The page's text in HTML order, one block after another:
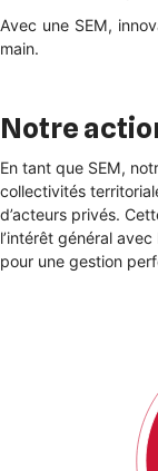
Avec une SEM,
main.
Notre
En tant que SEM,
collectivités
d’acteurs privés.
l’intérêt général
pour une gestion